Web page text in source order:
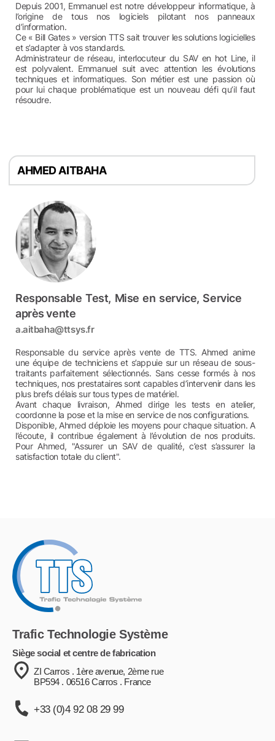
Depuis 2001, Emmanuel est notre développeur informatique, à
l’origine de tous nos logiciels pilotant nos panneaux
d’information.
Ce « Bill Gates » version TTS sait trouver les solutions logicielles
et s’adapter à vos standards.
Administrateur de réseau, interlocuteur du SAV en hot Line, il
est polyvalent. Emmanuel suit avec attention les évolutions
techniques et informatiques. Son métier est une passion où
pour lui chaque problématique est un nouveau défi qu’il faut
résoudre.
AHMED AITBAHA
Responsable Test, Mise en service, Service
après vente
a.aitbaha@ttsys.fr
Responsable du service après vente de TTS. Ahmed anime
une équipe de techniciens et s’appuie sur un réseau de sous-
traitants parfaitement sélectionnés. Sans cesse formés à nos
techniques, nos prestataires sont capables d’intervenir dans les
plus brefs délais sur tous types de matériel.
Avant chaque livraison, Ahmed dirige les tests en atelier,
coordonne la pose et la mise en service de nos configurations.
Disponible, Ahmed déploie les moyens pour chaque situation. A
l’écoute, il contribue également à l’évolution de nos produits.
Pour Ahmed, "Assurer un SAV de qualité, c’est s’assurer la
satisfaction totale du client".
Trafic Technologie Système
Siège social et centre de fabrication
ZI Carros . 1ère avenue, 2ème rue
BP594 . 06516 Carros . France
+33 (0)4 92 08 29 99